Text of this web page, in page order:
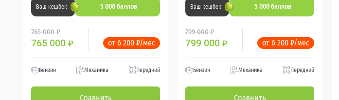
Ваш кешбек 5 000 баллов
765 000 ₽
765 000 ₽ от 6 200 ₽/мес
Бензин Механика Передний
Сравнить
Ваш кешбек 5 000 баллов
799 000 ₽
799 000 ₽ от 6 200 ₽/мес
Бензин Механика Передний
Сравнить